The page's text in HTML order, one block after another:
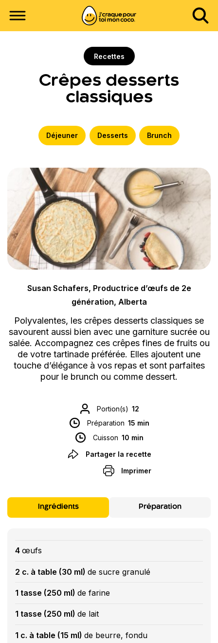
Recettes
Crêpes desserts
classiques
Déjeuner Desserts Brunch
Susan Schafers, Productrice d’œufs de 2e
génération, Alberta
Polyvalentes, les crêpes desserts classiques se
savourent aussi bien avec une garniture sucrée ou
salée. Accompagnez ces crêpes fines de fruits ou
de votre tartinade préférée. Elles ajoutent une
touche d’élégance à vos repas et sont parfaites
pour le brunch ou comme dessert.
Portion(s) 12
Préparation 15 min
Cuisson 10 min
Partager la recette
Imprimer
Ingrédients Préparation
4 œufs
2 c. à table (30 ml) de sucre granulé
1 tasse (250 ml) de farine
1 tasse (250 ml) de lait
1 c. à table (15 ml) de beurre, fondu